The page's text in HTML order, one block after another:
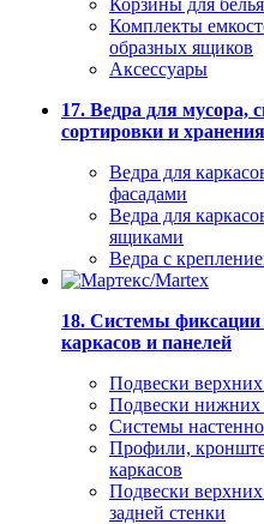
Корзины для белья
Комплекты
образных ящиков
Аксессуары
17. Ведра для мусора,
сортировки и хранения
Ведра для
фасадами
Ведра для
ящиками
Ведра с
18. Системы фиксации
каркасов и панелей
Подвески верхних
Подвески нижних
Системы
Профили,
каркасов
Подвески верхних
задней стенки